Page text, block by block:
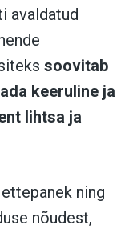
avaldatud
soovitab
keeruline ja
lihtsa ja
ning
nõudest,